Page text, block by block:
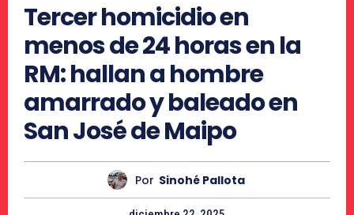
Tercer homicidio en
menos de 24 horas en la
RM: hallan a hombre
amarrado y baleado en
San José de Maipo
Por Sinohé Pallota